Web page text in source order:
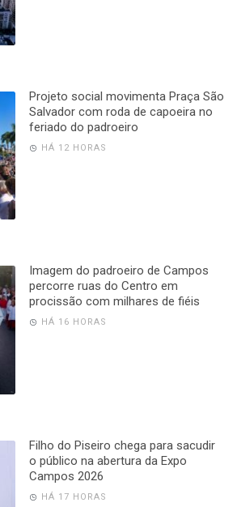
Projeto social movimenta Praça São
Salvador com roda de capoeira no
feriado do padroeiro
HÁ 12 HORAS
Imagem do padroeiro de Campos
percorre ruas do Centro em
procissão com milhares de fiéis
HÁ 16 HORAS
Filho do Piseiro chega para sacudir
o público na abertura da Expo
Campos 2026
HÁ 17 HORAS